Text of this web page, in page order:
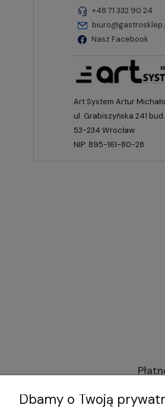
+48 71 332 90 24
Nasz Facebook
Art System Artur
ul. Grabiszyńska 241
53-234 Wrocław
NIP: 895-161-80-28
Dbamy o Twoją